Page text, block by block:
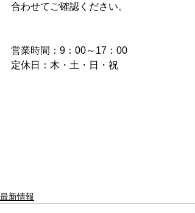
合わせてご確認ください。
営業時間：9：00～17：00
定休日：木・土・日・祝
最新情報